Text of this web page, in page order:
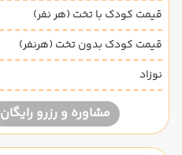
قیمت کودک با تخت (هر نفر)
قیمت کودک بدون تخت (هرنفر)
نوزاد
مشاوره و رزرو رایگان